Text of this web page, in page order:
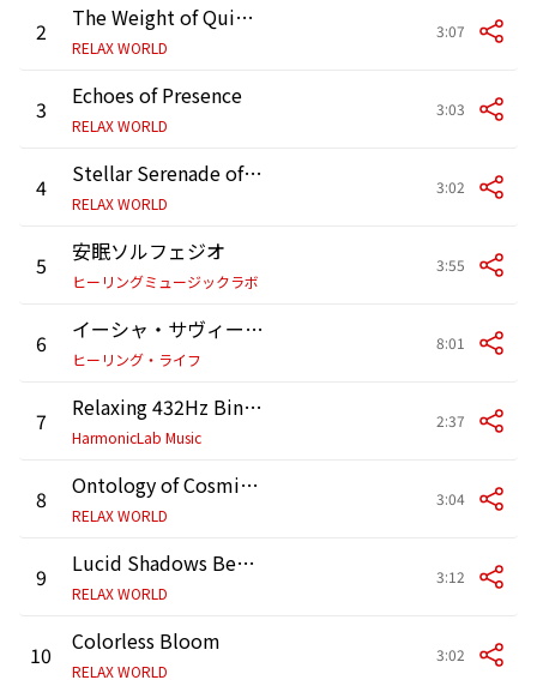
2 The Weight of Quiet Stars
RELAX WORLD
3:07
3 Echoes of Presence
RELAX WORLD
3:03
4 Stellar Serenade of the Night
RELAX WORLD
3:02
5 安眠ソルフェジオ
ヒーリングミュージックラボ
3:55
6 イーシャ・サヴィータの空
ヒーリング・ライフ
8:01
7 Relaxing 432Hz Binaural Beats for Deep Meditation
HarmonicLab Music
2:37
8 Ontology of Cosmic Frequencies
RELAX WORLD
3:04
9 Lucid Shadows Beneath the Mind
RELAX WORLD
3:12
10 Colorless Bloom
RELAX WORLD
3:02